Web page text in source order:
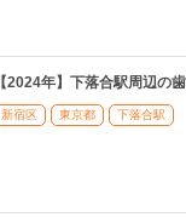
【2024年】下落合駅周辺の
新宿区 東京都 下落合駅